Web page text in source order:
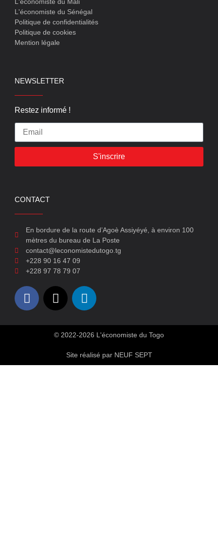
L'économiste du Mali
L'économiste du Sénégal
Politique de confidentialités
Politique de cookies
Mention légale
NEWSLETTER
Restez informé !
S'inscrire
CONTACT
En bordure de la route d’Agoè Assiyéyé, à environ 100
mètres du bureau de La Poste
contact@leconomistedutogo.tg
+228 90 16 47 09
+228 97 78 79 07
© 2022-2026 L'économiste du Togo
Site réalisé par NEUF SEPT